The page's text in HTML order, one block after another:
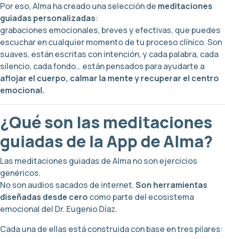
Por eso, Alma ha creado una selección de meditaciones
guiadas personalizadas:
grabaciones emocionales, breves y efectivas, que puedes
escuchar en cualquier momento de tu proceso clínico. Son
suaves, están escritas con intención, y cada palabra, cada
silencio, cada fondo… están pensados para ayudarte a
aflojar el cuerpo, calmar la mente y recuperar el centro
emocional.
¿Qué son las meditaciones
guiadas de la App de Alma?
Las meditaciones guiadas de Alma no son ejercicios
genéricos.
No son audios sacados de internet.Son herramientas
diseñadas desde cero como parte del ecosistema
emocional del Dr. Eugenio Díaz.
Cada una de ellas está construida con base en tres pilares: